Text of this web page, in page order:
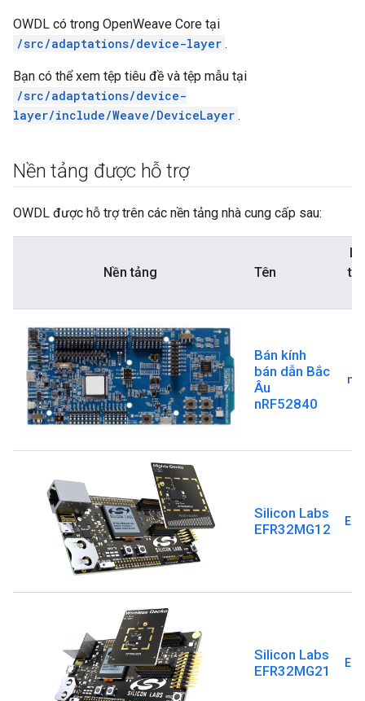
OWDL có trong OpenWeave Core tại
/src/adaptations/device-layer .
Bạn có thể xem tệp tiêu đề và tệp mẫu tại
/src/adaptations/device-
layer/include/Weave/DeviceLayer .
Nền tảng được hỗ trợ
OWDL được hỗ trợ trên các nền tảng nhà cung cấp sau:
Nền tảng Tên
Bán kính
bán dẫn Bắc
Âu
nRF52840
Silicon Labs
EFR32MG12
Silicon Labs
EFR32MG21